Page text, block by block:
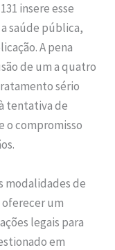
insere esse
saúde pública,
A pena
de um a quatro
sério
tentativa de
o compromisso
modalidades de
um
legais para
em